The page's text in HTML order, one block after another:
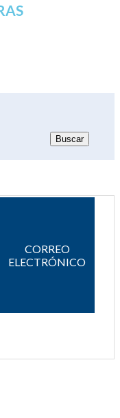
CORREO
ELECTRÓNICO